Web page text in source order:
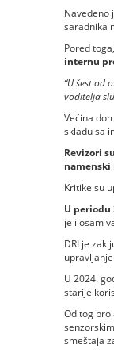
Navedeno
saradnika
Pored
internu
“U šest od
voditelja
Većina
skladu sa
Revizori
Kritike su
U periodu
je i osam
DRI je
U 2024.
starije
Od tog
smeštaja